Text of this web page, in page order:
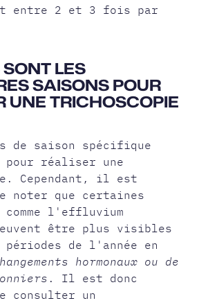
entre 2 et 3 fois par
LES
SAISONS POUR
UNE TRICHOSCOPIE
de saison spécifique
pour réaliser une
Cependant, il est
noter que certaines
l'effluvium
être plus visibles
de l'année en
hormonaux ou de
. Il est donc
consulter un